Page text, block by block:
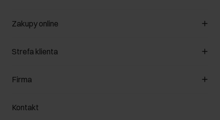
Zakupy online
Zarządzaj cookies
Formy płatności
Jak dokonać zwrotu?
Strefa klienta
Klub Klienta
Zwróć produkty
Firma
O nas
Kontakt